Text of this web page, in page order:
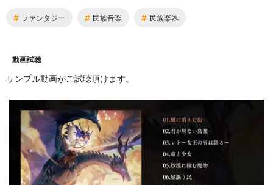
# ファンタジー # 民族音楽 # 民族楽器
動画試聴
サンプル動画がご試聴頂けます。